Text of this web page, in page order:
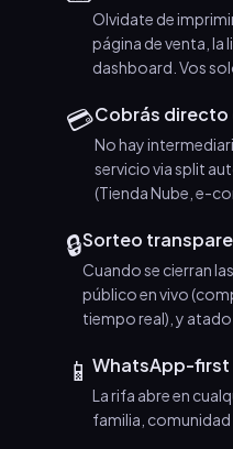
Olvidate de
página de venta,
dashboard. Vos
💳Cobrás directo
No hay
servicio via split
(Tienda Nube, e-
🔒Sorteo
Cuando se cierran
público en vivo
tiempo real), y
📱 WhatsApp-first
La rifa abre en
familia, comunidad